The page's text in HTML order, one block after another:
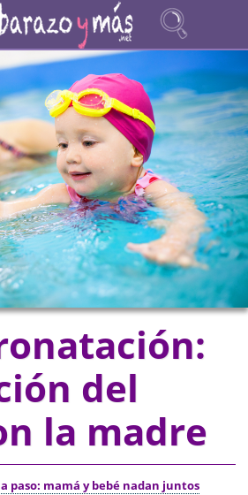
del
la madre
paso: mamá y bebé nadan juntos